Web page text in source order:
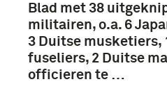
Blad met 38
militairen, o.a. 6
3 Duitse musketiers,
fuseliers, 2 Duitse
officieren te …